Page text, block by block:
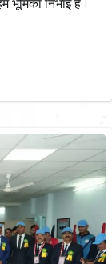
भूमिका निभाई है।